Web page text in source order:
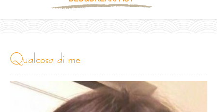
qualcosa di me